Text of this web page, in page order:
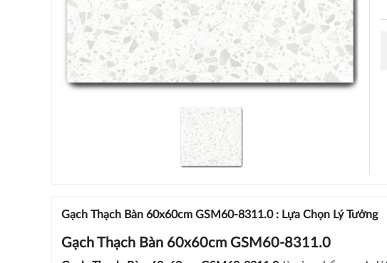
Gạch Thạch Bàn 60x60cm GSM60-8311.0 : Lựa Chọn Lý Tưởng
Gạch Thạch Bàn 60x60cm GSM60-8311.0